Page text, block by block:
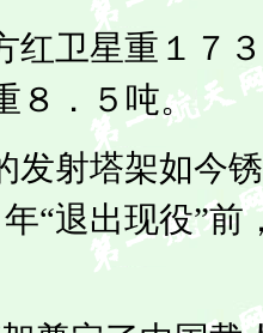
卫星重１７
８．５吨。
射塔架如今
“退出现役”